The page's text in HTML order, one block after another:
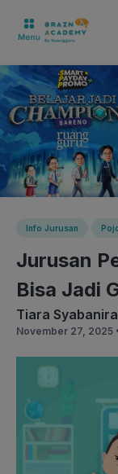
Info Jurusan
Jurusan
Bisa Jadi
Tiara
November 27, 2025